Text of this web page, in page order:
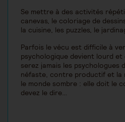
Se mettre à des activités
canevas, le coloriage de
la cuisine, les puzzles, le
Parfois le vécu est difficile à
psychologique devient lourd et
serez jamais les psychologues
néfaste, contre productif et la
le monde sombre : elle doit le
devez le dire…